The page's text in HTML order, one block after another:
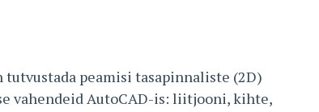
tutvustada peamisi tasapinnaliste (2D)
vahendeid AutoCAD-is: liitjooni, kihte,